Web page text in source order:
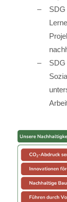
SDG
SDG